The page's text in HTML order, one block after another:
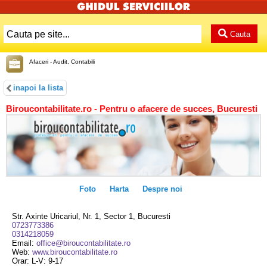
Cauta
Afaceri - Audit, Contabili
inapoi la lista
Biroucontabilitate.ro - Pentru o afacere de succes, Bucuresti
Foto Harta Despre noi
Str. Axinte Uricariul, Nr. 1, Sector 1, Bucuresti
0723773386
0314218059
Email: office@biroucontabilitate.ro
Web: www.biroucontabilitate.ro
Orar: L-V: 9-17